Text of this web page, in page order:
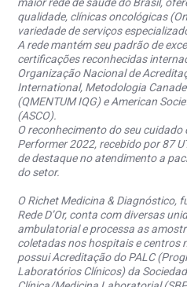
qualidade, clínicas oncológicas
variedade de serviços
A rede mantém seu padrão de
certificações reconhecidas
Organização Nacional de
International, Metodologia
(QMENTUM IQG) e American
(ASCO).
O reconhecimento do seu cuidado
Performer 2022, recebido por 87
de destaque no atendimento a
do setor.
O Richet Medicina & Diagnóstico,
Rede D’Or, conta com diversas
ambulatorial e processa as
coletadas nos hospitais e centros
possui Acreditação do PALC
Laboratórios Clínicos) da